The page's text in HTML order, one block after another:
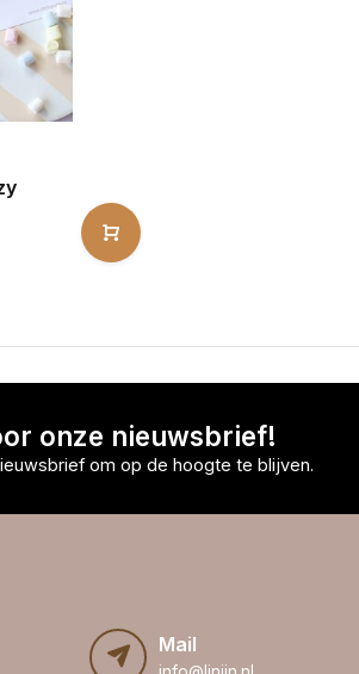
onze nieuwsbrief!
om op de hoogte te blijven.
Mail